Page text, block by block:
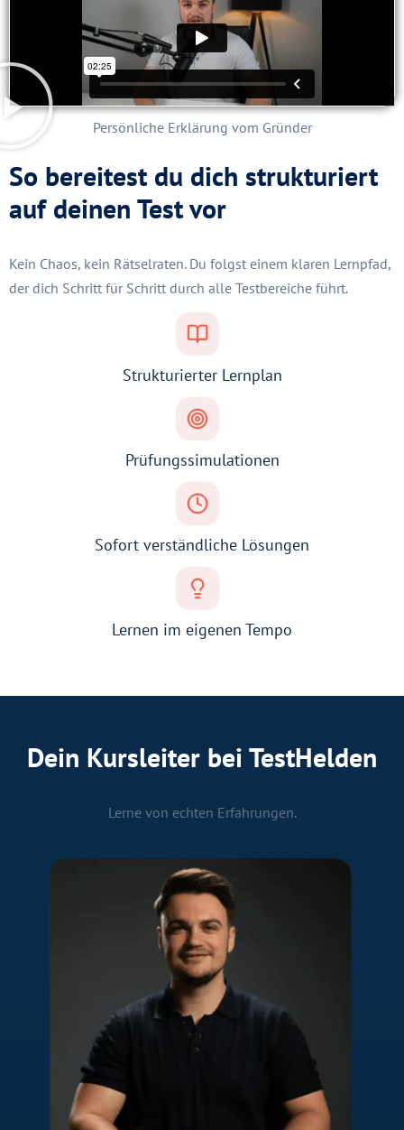
Persönliche Erklärung vom Gründer
So bereitest du dich strukturiert
auf deinen Test vor
Kein Chaos, kein Rätselraten. Du folgst einem klaren Lernpfad,
der dich Schritt für Schritt durch alle Testbereiche führt.
Strukturierter Lernplan
Prüfungssimulationen
Sofort verständliche Lösungen
Lernen im eigenen Tempo
Dein Kursleiter bei TestHelden
Lerne von echten Erfahrungen.